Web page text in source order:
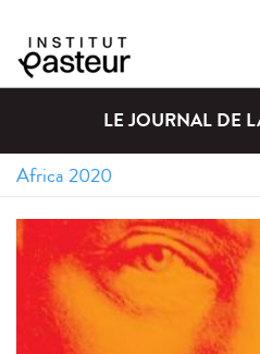
LE JOURNAL DE